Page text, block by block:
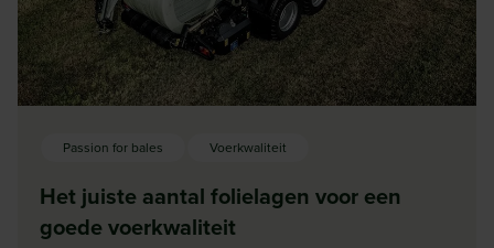
Passion for bales Voerkwaliteit
Het juiste aantal folielagen voor een
goede voerkwaliteit